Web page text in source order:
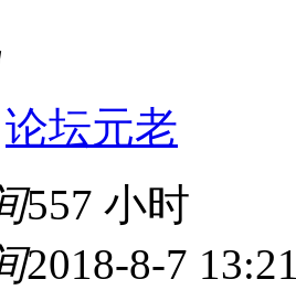
论坛元老
557 小时
2018-8-7